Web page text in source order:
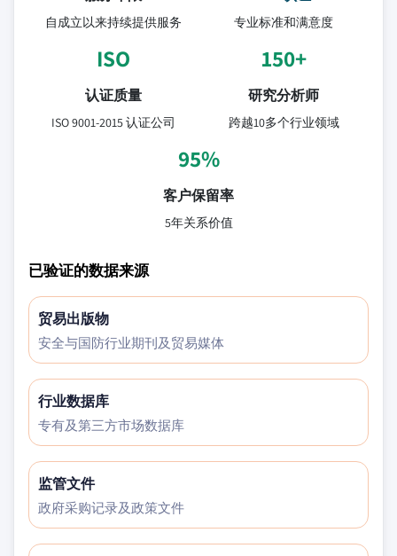
自成立以来持续提供服务 专业标准和满意度
ISO
认证质量
ISO 9001-2015 认证公司
150+
研究分析师
跨越10多个行业领域
95%
客户保留率
5年关系价值
已验证的数据来源
贸易出版物
安全与国防行业期刊及贸易媒体
行业数据库
专有及第三方市场数据库
监管文件
政府采购记录及政策文件